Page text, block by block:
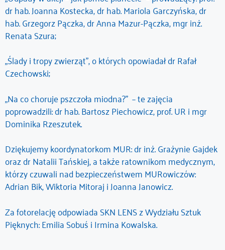
dr hab. Joanna Kostecka, dr hab. Mariola Garczyńska, dr
hab. Grzegorz Pączka, dr Anna Mazur-Pączka, mgr inż.
Renata Szura;
„Ślady i tropy zwierząt”, o których opowiadał dr Rafał
Czechowski;
„Na co choruje pszczoła miodna?” – te zajęcia
poprowadzili: dr hab. Bartosz Piechowicz, prof. UR i mgr
Dominika Rzeszutek.
Dziękujemy koordynatorkom MUR: dr inż. Grażynie Gajdek
oraz dr Natalii Tańskiej, a także ratownikom medycznym,
którzy czuwali nad bezpieczeństwem MURowiczów:
Adrian Bik, Wiktoria Mitoraj i Joanna Janowicz.
Za fotorelację odpowiada SKN LENS z Wydziału Sztuk
Pięknych: Emilia Sobuś i Irmina Kowalska.